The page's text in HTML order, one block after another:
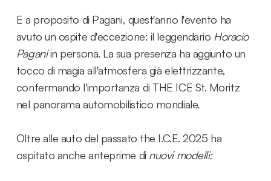
E a proposito di Pagani, quest'anno l'evento ha
avuto un ospite d'eccezione: il leggendario Horacio
Paganiin persona. La sua presenza ha aggiunto un
tocco di magia all'atmosfera già elettrizzante,
confermando l'importanza di THE ICE St. Moritz
nel panorama automobilistico mondiale.
Oltre alle auto del passato the I.C.E. 2025 ha
ospitato anche anteprime di nuovi modelli: